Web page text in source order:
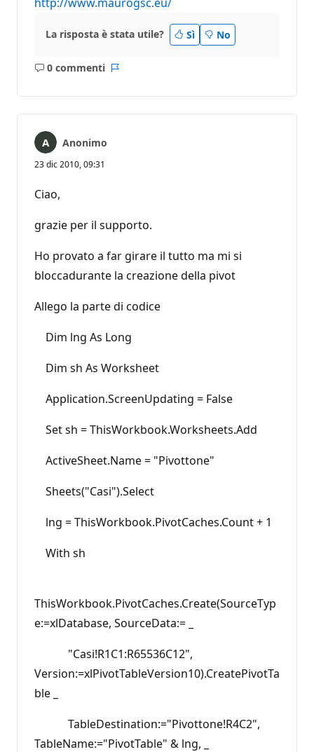
La risposta è stata utile? Sì No
0 commenti
Nessun
Anonimo
23 dic 2010, 09:31
Ciao,
grazie per il supporto.
Ho provato a far girare il tutto ma mi si
bloccadurante la creazione della pivot
Allego la parte di codice
Dim lng As Long
Dim sh As Worksheet
Application.ScreenUpdating = False
Set sh = ThisWorkbook.Worksheets.Add
ActiveSheet.Name = "Pivottone"
Sheets("Casi").Select
lng = ThisWorkbook.PivotCaches.Count + 1
With sh
ThisWorkbook.PivotCaches.Create(SourceTyp
e:=xlDatabase, SourceData:= _
"Casi!R1C1:R65536C12",
Version:=xlPivotTableVersion10).CreatePivotTa
ble _
TableDestination:="Pivottone!R4C2",
TableName:="PivotTable" & lng, _